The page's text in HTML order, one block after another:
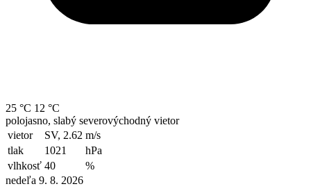
25 °C 12 °C
polojasno, slabý severovýchodný vietor
vietor
SV, 2.62 m/s
tlak
1021
hPa
vlhkosť 40
%
nedeľa 9. 8. 2026